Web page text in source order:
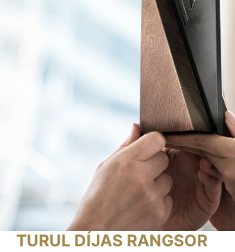
TURUL DÍJAS RANGSOR